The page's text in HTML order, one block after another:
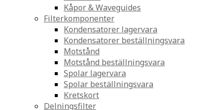
Kåpor & Waveguides
Filterkomponenter
Kondensatorer lagervara
Kondensatorer beställningsvara
Motstånd
Motstånd beställningsvara
Spolar lagervara
Spolar beställningsvara
Kretskort
Delningsfilter